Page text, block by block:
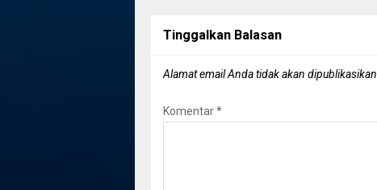
Tinggalkan Balasan
Alamat email Anda tidak akan dipublikasikan.
Komentar*